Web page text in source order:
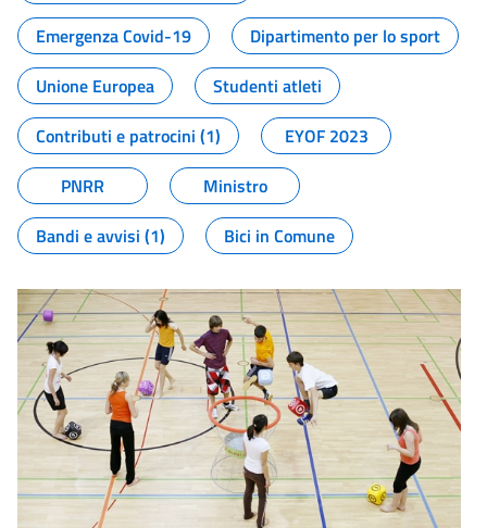
Emergenza Covid-19
Dipartimento per lo sport
Unione Europea
Studenti atleti
Contributi e patrocini (1)
EYOF 2023
PNRR
Ministro
Bandi e avvisi (1)
Bici in Comune